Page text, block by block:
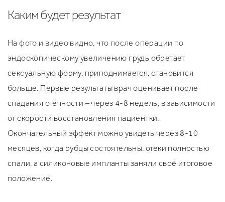
Каким будет результат
На фото и видео видно, что после операции по
эндоскопическому увеличению грудь обретает
сексуальную форму, приподнимается, становится
больше. Первые результаты врач оценивает после
спадания отёчности – через 4-8 недель, в зависимости
от скорости восстановления пациентки.
Окончательный эффект можно увидеть через 8-10
месяцев, когда рубцы состоятельны, отёки полностью
спали, а силиконовые импланты заняли своё итоговое
положение.